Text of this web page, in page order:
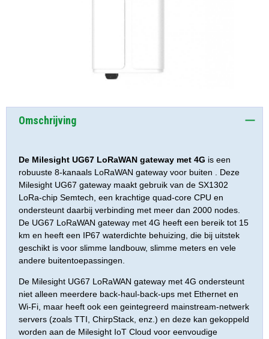
Omschrijving
De Milesight UG67 LoRaWAN gateway met 4G is een
robuuste 8-kanaals LoRaWAN gateway voor buiten . Deze
Milesight UG67 gateway maakt gebruik van de SX1302
LoRa-chip Semtech, een krachtige quad-core CPU en
ondersteunt daarbij verbinding met meer dan 2000 nodes.
De UG67 LoRaWAN gateway met 4G heeft een bereik tot 15
km en heeft een IP67 waterdichte behuizing, die bij uitstek
geschikt is voor slimme landbouw, slimme meters en vele
andere buitentoepassingen.
De Milesight UG67 LoRaWAN gateway met 4G ondersteunt
niet alleen meerdere back-haul-back-ups met Ethernet en
Wi-Fi, maar heeft ook een geintegreerd mainstream-netwerk
servers (zoals TTI, ChirpStack, enz.) en deze kan gekoppeld
worden aan de Milesight IoT Cloud voor eenvoudige